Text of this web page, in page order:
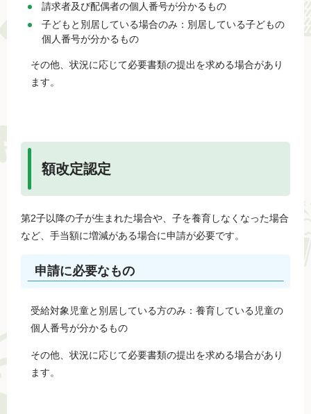
請求者及び配偶者の個人番号が分かるもの
子どもと別居している場合のみ：別居している子どもの
個人番号が分かるもの
その他、状況に応じて必要書類の提出を求める場合があり
ます。
額改定認定
第2子以降の子が生まれた場合や、子を養育しなくなった場合
など、手当額に増減がある場合に申請が必要です。
申請に必要なもの
受給対象児童と別居している方のみ：養育している児童の
個人番号が分かるもの
その他、状況に応じて必要書類の提出を求める場合があり
ます。